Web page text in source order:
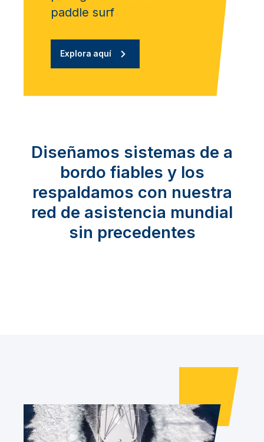
paddle surf
Explora aquí
Diseñamos sistemas de a
bordo fiables y los
respaldamos con nuestra
red de asistencia mundial
sin precedentes